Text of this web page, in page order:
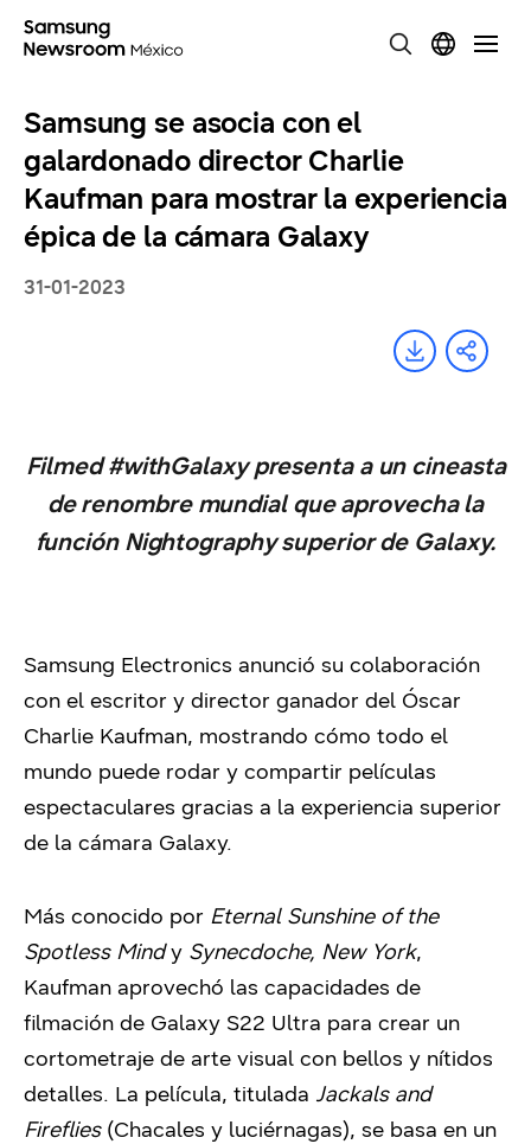
Samsung se asocia con el
galardonado director Charlie
Kaufman para mostrar la experiencia
épica de la cámara Galaxy
31-01-2023
Filmed #withGalaxy presenta a un cineasta
de renombre mundial que aprovecha la
función Nightography superior de Galaxy.
Samsung Electronics anunció su colaboración
con el escritor y director ganador del Óscar
Charlie Kaufman, mostrando cómo todo el
mundo puede rodar y compartir películas
espectaculares gracias a la experiencia superior
de la cámara Galaxy.
Más conocido por Eternal Sunshine of the
Spotless Mindy Synecdoche, New York,
Kaufman aprovechó las capacidades de
filmación de Galaxy S22 Ultra para crear un
cortometraje de arte visual con bellos y nítidos
detalles. La película, titulada Jackals and
Fireflies(Chacales y luciérnagas), se basa en un